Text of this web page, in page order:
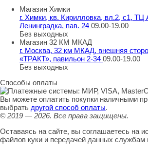
Магазин Химки
г. Химки, кв. Кирилловка, вл.2, с1, ТЦ
Ленинградка, пав. 24 09.00-19.00
Без выходных
Магазин 32 КМ МКАД
г. Москва, 32 км МКАД, внешняя
«ТРАКТ», павильон 2-34 09.00-19.00
Без выходных
Способы оплаты
Вы можете оплатить покупки наличными
выбрать другой способ оплаты.
© 2019 — 2026. Все права защищены.
Оставаясь на сайте, вы соглашаетесь на
файлов куки и передачей данных службам